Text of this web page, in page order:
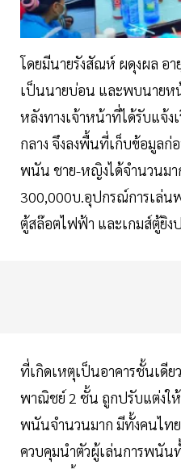
โดยมีนายรังสัณห์ ผดุงผล อ
เป็นนายบ่อน และพบนายห
หลังทางเจ้าหน้าที่ได้รับแจ้งเ
กลาง จึงลงพื้นที่เก็บข้อมูลก่
พนัน ชาย-หญิงได้จำนวนมา
300,000บ.อุปกรณ์การเล่น
ตู้สล๊อตไฟฟ้า และเกมส์ตู้ยิง
ที่เกิดเหตุเป็นอาคารชั้นเดีย
พาณิชย์ 2 ชั้น ถูกปรับแต่งใ
พนันจำนวนมาก มีทั้งคนไทย
ควบคุมนำตัวผู้เล่นการพนัน